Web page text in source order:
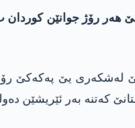
هه‌ر رۆژ جوانێن كوردان
كه‌تنه‌ به‌ر ئێریشێن